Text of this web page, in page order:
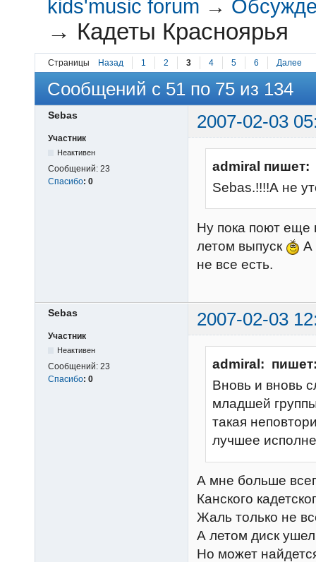
kids'music forum →
→ Кадеты Красноярья
Страницы Назад 1 2 3 4 5 6 Далее
Сообщений с 51 по 75 из 134
Sebas 2007-02-03
Участник
Неактивен
Сообщений: 23
Спасибо: 0
admiral пишет:
Sebas.!!!!А не
Ну пока поют еще
летом выпуск
А
не все есть.
Sebas 2007-02-03
Участник
Неактивен
Сообщений: 23
Спасибо: 0
admiral:
Вновь и вновь
младшей
такая
лучшее
А мне больше
Канского
Жаль только не
А летом диск
Но может